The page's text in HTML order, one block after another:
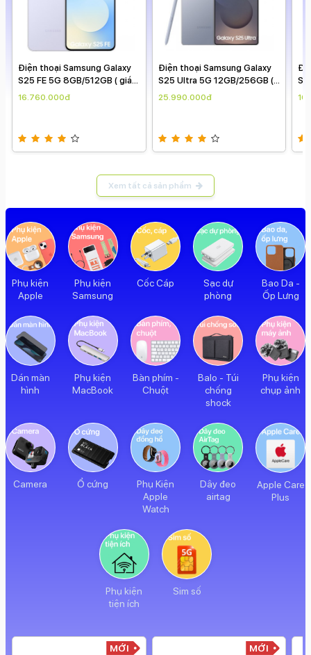
Samsung Galaxy
5G 8GB/512GB ( giá
)
Điện thoại Samsung Galaxy
S25 Ultra 5G 12GB/256GB (
giá theo ngày )
25.990.000đ
Điện thoại
S25 FE 5G
theo ngày )
16.760.000đ
Xem tất cả sản phẩm
Phụ kiện
Apple
Phụ kiện
Samsung
Cốc Cáp
Sạc dự
phòng
Bao Da -
Ốp Lưng
Dán màn
hình
Phụ kiện
MacBook
Bàn phím -
Chuột
Balo - Túi
chống
shock
Phụ kiện
chụp ảnh
Camera Ổ cứng
Phụ Kiện
Apple
Watch
Dây đeo
airtag
Apple Care
Plus
Phụ kiện
tiện ích
Sim số